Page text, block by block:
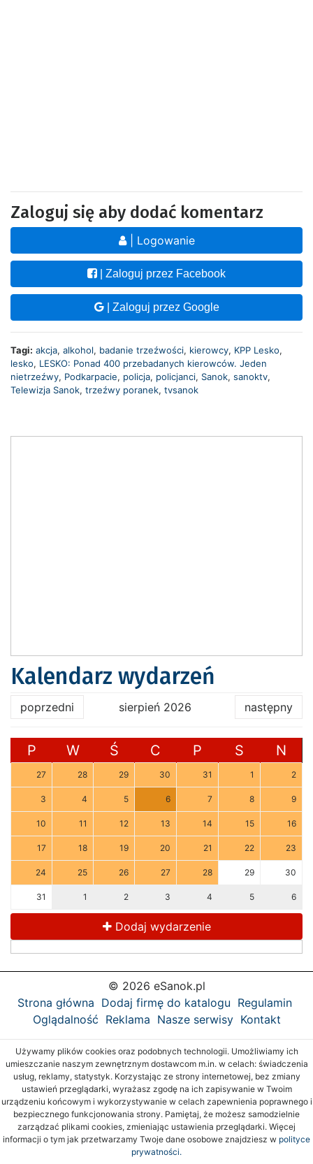
Zaloguj się aby dodać komentarz
| Logowanie
| Zaloguj przez Facebook
| Zaloguj przez Google
Tagi: akcja, alkohol, badanie trzeźwości, kierowcy, KPP Lesko,
lesko, LESKO: Ponad 400 przebadanych kierowców. Jeden
nietrzeźwy, Podkarpacie, policja, policjanci, Sanok, sanoktv,
Telewizja Sanok, trzeźwy poranek, tvsanok
Kalendarz wydarzeń
poprzedni sierpień 2026 następny
P W Ś C P S N
27 28 29 30 31 1 2
3 4 5 6 7 8 9
10 11 12 13 14 15 16
17 18 19 20 21 22 23
24 25 26 27 28 29 30
31 1 2 3 4 5 6
Dodaj wydarzenie
© 2026 eSanok.pl
Strona główna Dodaj firmę do katalogu Regulamin
Oglądalność Reklama Nasze serwisy Kontakt
Używamy plików cookies oraz podobnych technologii. Umożliwiamy ich
umieszczanie naszym zewnętrznym dostawcom m.in. w celach: świadczenia
usług, reklamy, statystyk. Korzystając ze strony internetowej, bez zmiany
ustawień przeglądarki, wyrażasz zgodę na ich zapisywanie w Twoim
urządzeniu końcowym i wykorzystywanie w celach zapewnienia poprawnego i
bezpiecznego funkcjonowania strony. Pamiętaj, że możesz samodzielnie
zarządzać plikami cookies, zmieniając ustawienia przeglądarki. Więcej
informacji o tym jak przetwarzamy Twoje dane osobowe znajdziesz w polityce
prywatności.